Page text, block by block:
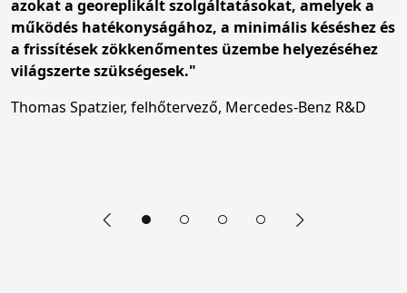
Előző dia Következő dia
azokat a georeplikált szolgáltatásokat, amelyek a
működés hatékonyságához, a minimális késéshez és
a frissítések zökkenőmentes üzembe helyezéséhez
világszerte szükségesek."
Thomas Spatzier, felhőtervező, Mercedes-Benz R&D